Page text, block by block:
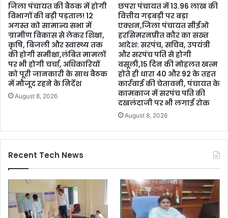
जिला पंचायत की बैठक में होगी
विभागों की बड़ी पड़ताल! 12
अगस्त को सामान्य सभा में
ग्रामीण विकास से लेकर शिक्षा,
कृषि, बिजली और स्वास्थ्य तक
की होगी समीक्षा,लंबित मामलों
पर भी होगी चर्चा, अधिकारियों
को पूरी जानकारी के साथ बैठक
में मौजूद रहने के निर्देश
August 8, 2026
छपरा पंचायत में 13.96 लाख की
वित्तीय गड़बड़ी पर बड़ा
एक्शन,जिला पंचायत सीईओ
हरसिमरनप्रीत कौर का सख्त
आदेश: सरपंच, सचिव, उपयंत्री
और सरपंच पति से होगी
वसूली,15 दिन की मोहलत खत्म
होते ही धारा 40 और 92 के तहत
कार्रवाई की चेतावनी, पंचायत के
कामकाज में सरपंच पति की
दखलंदाजी पर भी लगाई रोक
August 8, 2026
Recent Tech News